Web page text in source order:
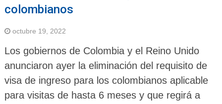
colombianos
octubre 19, 2022
Los gobiernos de Colombia y el Reino Unido
anunciaron ayer la eliminación del requisito de
visa de ingreso para los colombianos aplicable
para visitas de hasta 6 meses y que regirá a